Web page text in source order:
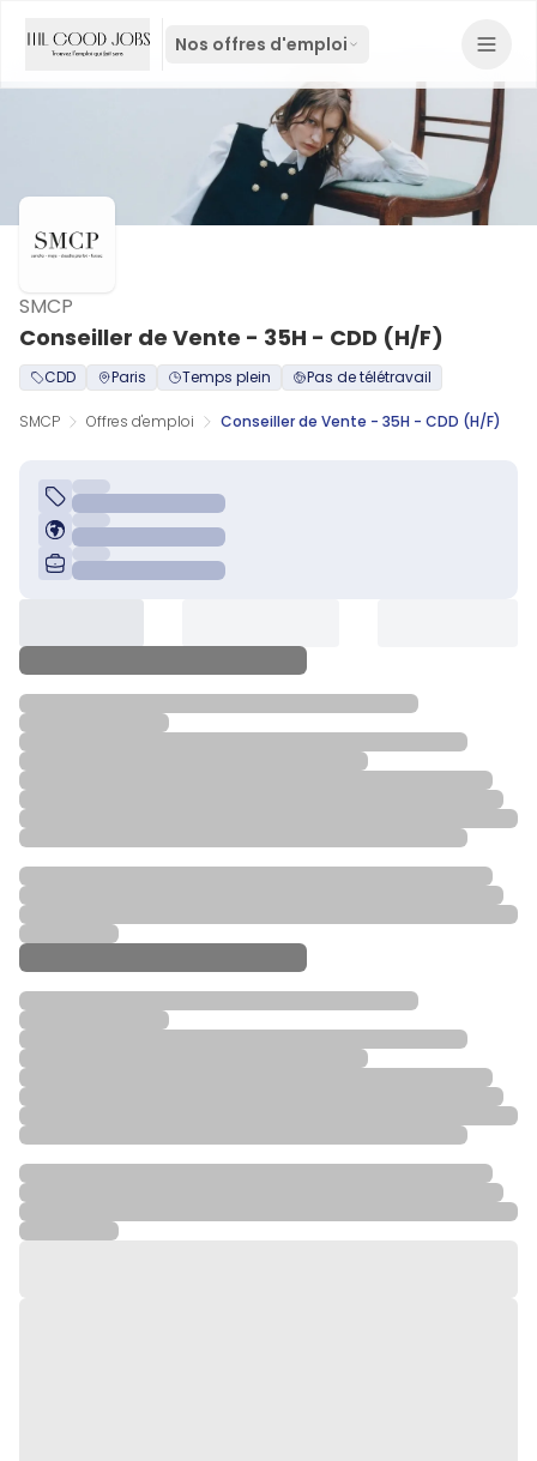
Nos offres d'emploi
Conseiller de Vente - 35H - CDD (H/F)
SMCP
CDD Paris Temps plein Pas de télétravail
SMCP Offres d'emploi Conseiller de Vente - 35H - CDD (H/F)